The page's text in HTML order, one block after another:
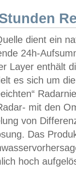
dient ein
24h-
Layer enthält
es sich um
mit den
von
Das
hoch